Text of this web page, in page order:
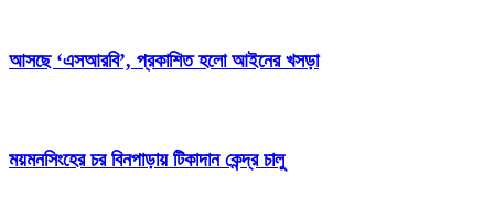
আসছে ‘এসআরবি’, প্রকাশিত হলো আইনের খসড়া
ময়মনসিংহের চর বিনপাড়ায় টিকাদান কেন্দ্র চালু